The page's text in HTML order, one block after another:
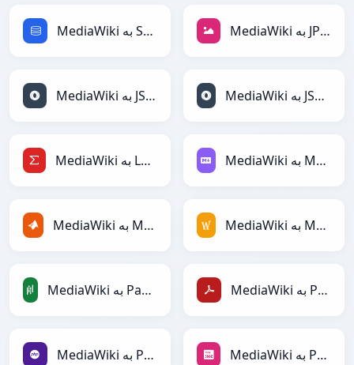
MediaWiki به SQL MediaWiki به JPEG
MediaWiki به JSON MediaWiki به JSONLines
MediaWiki به LaTeX MediaWiki به Markdown
MediaWiki به MATLAB MediaWiki به MediaWiki
MediaWiki به PandasDataFrame MediaWiki به PDF
MediaWiki به PHP MediaWiki به PNG